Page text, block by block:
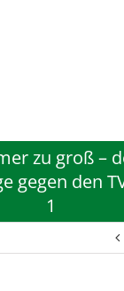
zu groß –
gegen den
1